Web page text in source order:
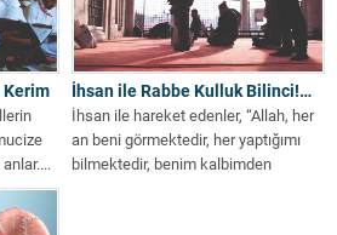
Kerim İhsan ile Rabbe Kulluk Bilinci!…
İhsan ile hareket edenler, “Allah, her
an beni görmektedir, her yaptığımı
bilmektedir, benim kalbimden